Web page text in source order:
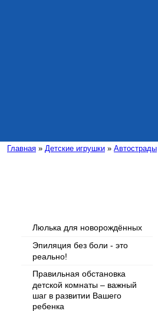
Главная » Детские игрушки » Автострады
Люлька для новорождённых
Эпиляция без боли - это
реально!
Правильная обстановка
детской комнаты – важный
шаг в развитии Вашего
ребенка